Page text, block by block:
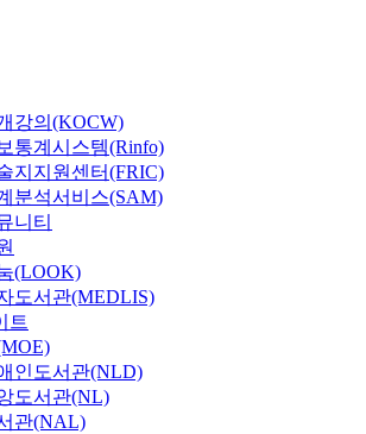
강의(KOCW)
통계시스템(Rinfo)
지지원센터(FRIC)
분석서비스(SAM)
니티
(LOOK)
도서관(MEDLIS)
트
인도서관(NLD)
도서관(NL)
관(NAL)